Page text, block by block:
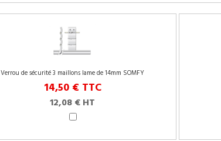
Verrou de sécurité 3 maillons lame de 14mm SOMFY
14,50 € TTC
12,08 € HT